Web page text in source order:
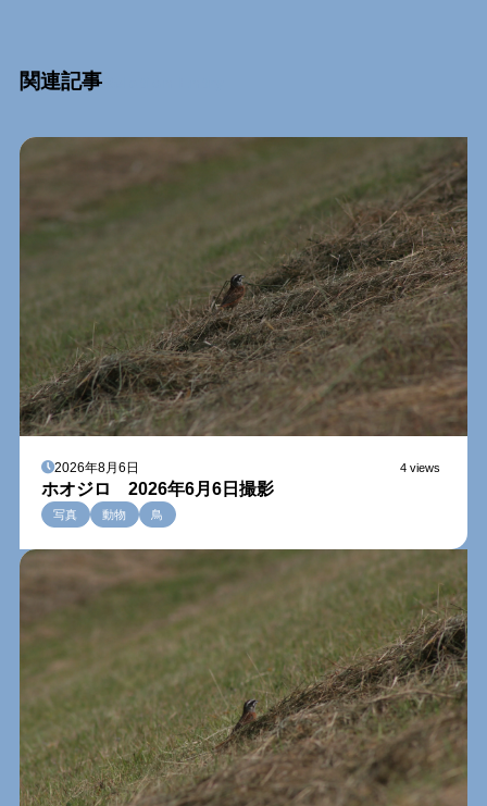
関連記事Relation Entry
2026年8月6日 4 views
ホオジロ 2026年6月6日撮影
写真 動物 鳥